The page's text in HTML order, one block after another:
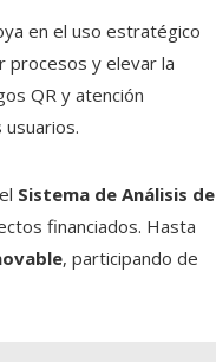
en el uso estratégico
procesos y elevar la
QR y atención
Sistema de Análisis de
financiados. Hasta
, participando de